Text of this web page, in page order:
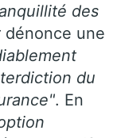
des
dénonce une
du
. En